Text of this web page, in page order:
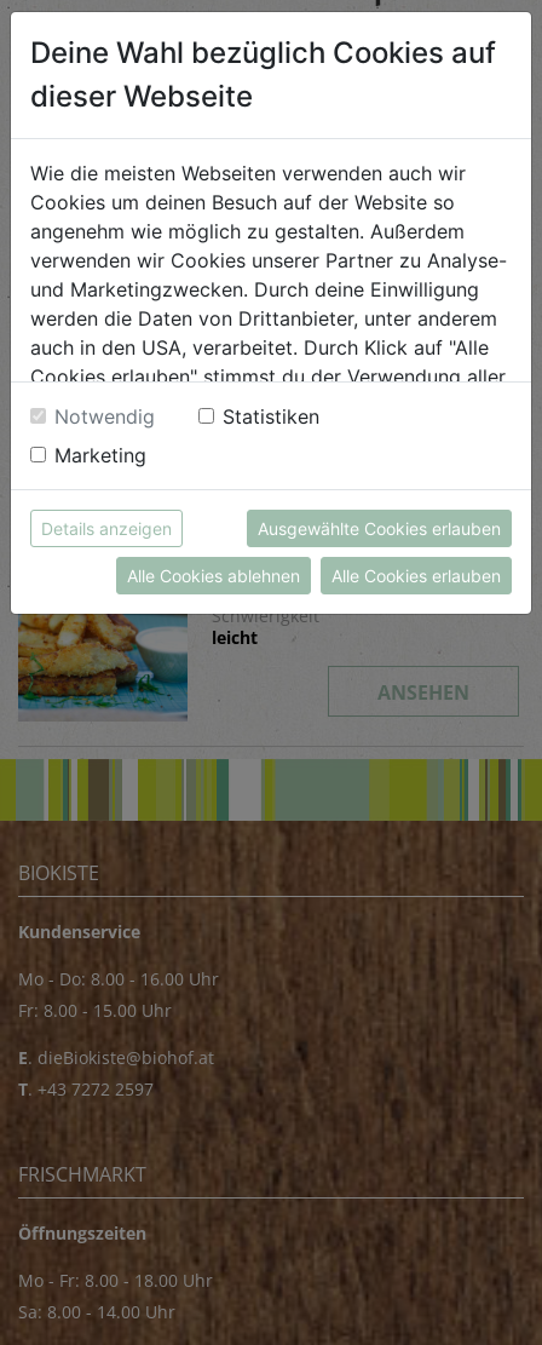
Sauerampfer Risotto
leicht
ANSEHEN
Gegrillter Maiskolben mit
Honigbutter
leicht
Parmesan-Pastinaken
Schwierigkeit
leicht
ANSEHEN
BIOKISTE
Kundenservice
Mo - Do: 8.00 - 16.00 Uhr
Fr: 8.00 - 15.00 Uhr
E. dieBiokiste@biohof.at
T. +43 7272 2597
FRISCHMARKT
Öffnungszeiten
Mo - Fr: 8.00 - 18.00 Uhr
Sa: 8.00 - 14.00 Uhr
Deine Wahl bezüglich Cookies auf
dieser Webseite
Wie die meisten Webseiten verwenden auch wir
Cookies um deinen Besuch auf der Website so
angenehm wie möglich zu gestalten. Außerdem
verwenden wir Cookies unserer Partner zu Analyse-
und Marketingzwecken. Durch deine Einwilligung
werden die Daten von Drittanbieter, unter anderem
auch in den USA, verarbeitet. Durch Klick auf "Alle
Cookies erlauben" stimmst du der Verwendung aller
Cookies zu. Unter "Details anzeigen" findest du alle
Infos zu den unterschiedlichen Cookies, du kannst
auch entscheiden, welche Cookies du erlauben
möchtest.
Weitere Informationen findest du in unserer
Datenschutzerklärung
bzw. imImpressum
Notwendig
Statistiken
Marketing
Details anzeigen Ausgewählte Cookies erlauben
Alle Cookies ablehnen Alle Cookies erlauben